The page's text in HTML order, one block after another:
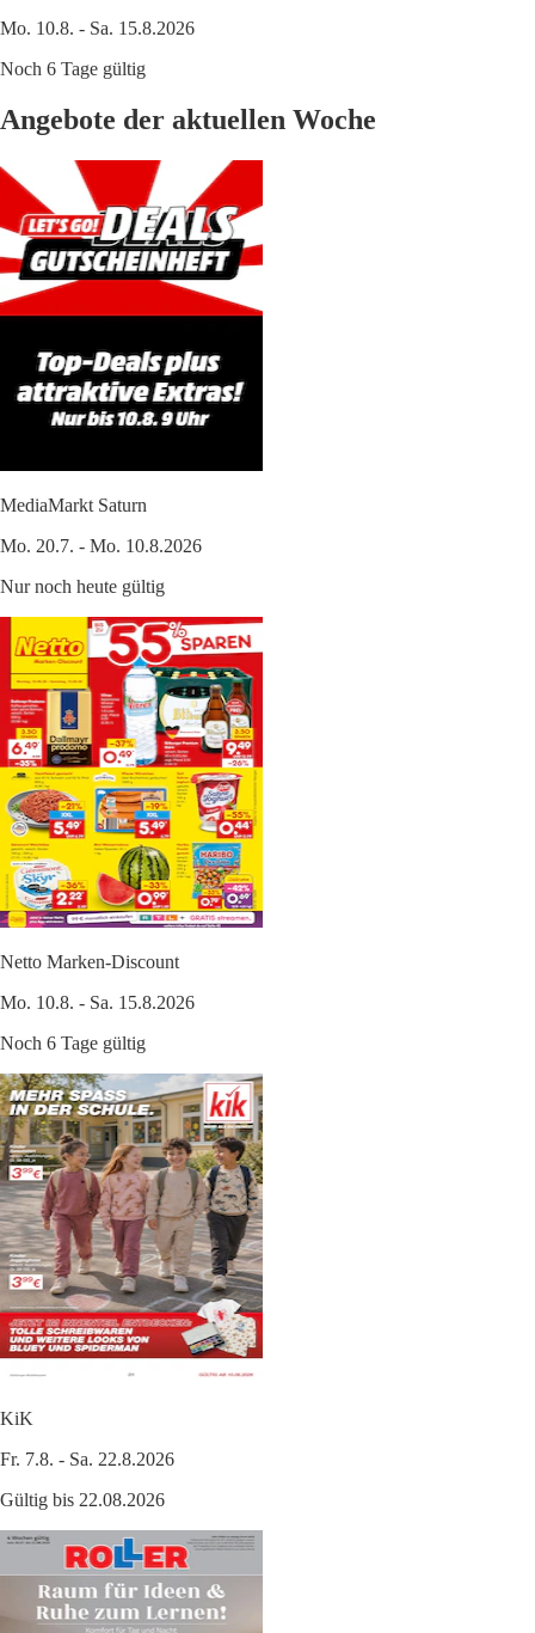
Mo. 10.8. - Sa. 15.8.2026
Noch 6 Tage gültig
Angebote der aktuellen Woche
MediaMarkt Saturn
Mo. 20.7. - Mo. 10.8.2026
Nur noch heute gültig
Netto Marken-Discount
Mo. 10.8. - Sa. 15.8.2026
Noch 6 Tage gültig
KiK
Fr. 7.8. - Sa. 22.8.2026
Gültig bis 22.08.2026